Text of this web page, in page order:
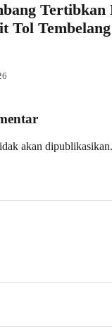
Tertibkan
Tol
akan dipublikasikan.